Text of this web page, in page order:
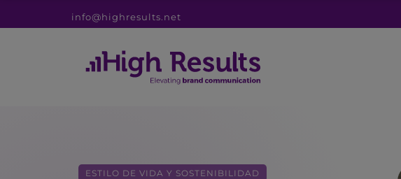
info@highresults.net
ESTILO DE VIDA Y SOSTENIBILIDAD